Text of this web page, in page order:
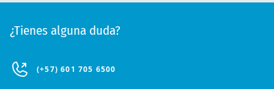
¿Tienes alguna duda?
(+57) 601 705 6500